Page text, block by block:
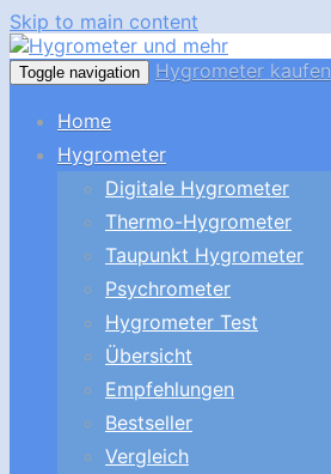
Skip to main content
Toggle navigation Hygrometer kaufen
Home
Hygrometer
Digitale Hygrometer
Thermo-Hygrometer
Taupunkt Hygrometer
Psychrometer
Hygrometer Test
Übersicht
Empfehlungen
Bestseller
Vergleich